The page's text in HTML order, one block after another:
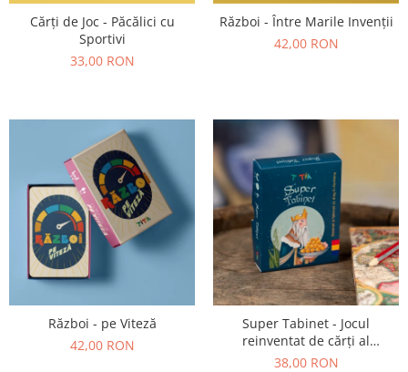
Cărți de Joc - Păcălici cu
Sportivi
33,00 RON
Război - Între Marile Invenții
42,00 RON
Război - pe Viteză
42,00 RON
Super Tabinet - Jocul
reinventat de cărți al
copilăriei
38,00 RON